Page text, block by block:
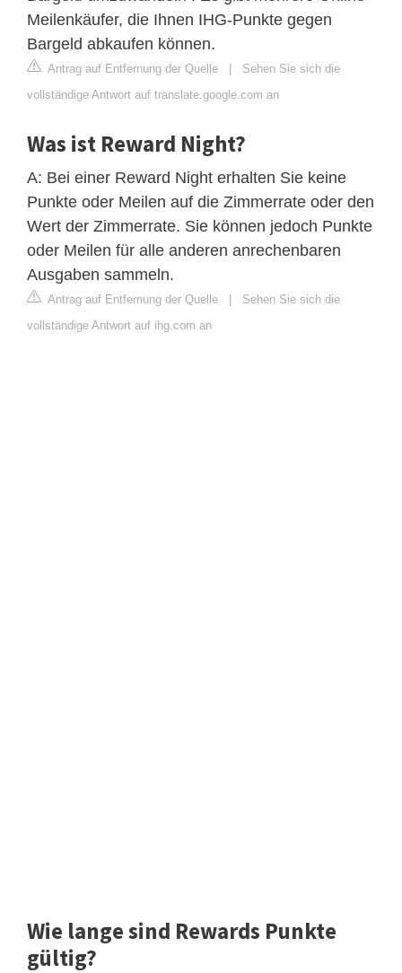
Meilenkäufer, die Ihnen IHG-Punkte gegen
Bargeld abkaufen können.
Antrag auf Entfernung der Quelle | Sehen Sie sich die
vollständige Antwort auf translate.google.com an
Was ist Reward Night?
A: Bei einer Reward Night erhalten Sie keine
Punkte oder Meilen auf die Zimmerrate oder den
Wert der Zimmerrate. Sie können jedoch Punkte
oder Meilen für alle anderen anrechenbaren
Ausgaben sammeln.
Antrag auf Entfernung der Quelle | Sehen Sie sich die
vollständige Antwort auf ihg.com an
Wie lange sind Rewards Punkte
gültig?